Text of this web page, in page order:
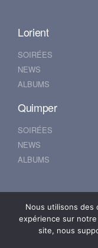
Lorient
SOIRÉES
NEWS
ALBUMS
Quimper
SOIRÉES
NEWS
ALBUMS
Nantes
SOIRÉES
Nous utilisons des
expérience sur
site, nous